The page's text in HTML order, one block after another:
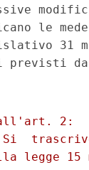
le
31
previsti
2:
legge 15